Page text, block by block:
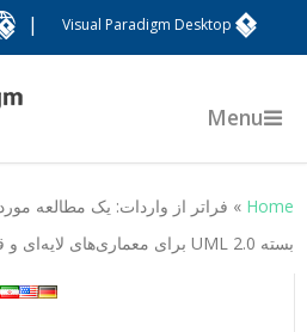
Visual Paradigm Desktop
Menu
Home
» فراتر از واردات: یک مطالعه
بسته UML 2.0 برای معماری‌های لایه‌ای و قابل گسترش